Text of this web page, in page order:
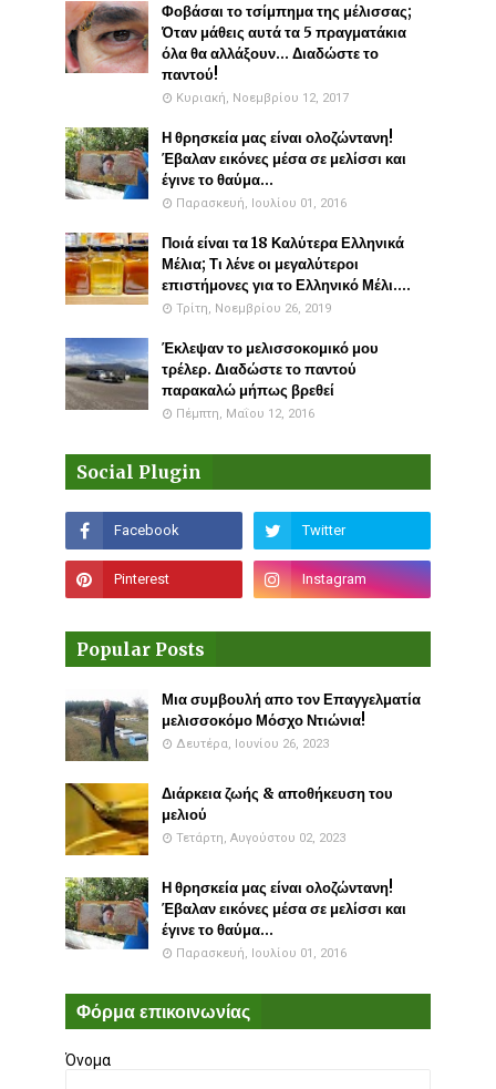
Φοβάσαι το τσίμπημα της μέλισσας;
Όταν μάθεις αυτά τα 5 πραγματάκια
όλα θα αλλάξουν... Διαδώστε το
παντού!
Κυριακή, Νοεμβρίου 12, 2017
Η θρησκεία μας είναι ολοζώντανη!
Έβαλαν εικόνες μέσα σε μελίσσι και
έγινε το θαύμα...
Παρασκευή, Ιουλίου 01, 2016
Ποιά είναι τα 18 Καλύτερα Ελληνικά
Μέλια; Τι λένε οι μεγαλύτεροι
επιστήμονες για το Ελληνικό Μέλι....
Τρίτη, Νοεμβρίου 26, 2019
Έκλεψαν το μελισσοκομικό μου
τρέλερ. Διαδώστε το παντού
παρακαλώ μήπως βρεθεί
Πέμπτη, Μαΐου 12, 2016
Social Plugin
Popular Posts
Μια συμβουλή απο τον Επαγγελματία
μελισσοκόμο Μόσχο Ντιώνια!
Δευτέρα, Ιουνίου 26, 2023
Διάρκεια ζωής & αποθήκευση του
μελιού
Τετάρτη, Αυγούστου 02, 2023
Η θρησκεία μας είναι ολοζώντανη!
Έβαλαν εικόνες μέσα σε μελίσσι και
έγινε το θαύμα...
Παρασκευή, Ιουλίου 01, 2016
Φόρμα επικοινωνίας
Όνομα